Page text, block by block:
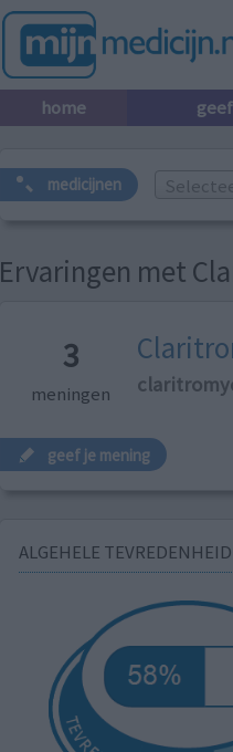
home
medicijnen
Ervaringen met
3
meningen
geef je mening
ALGEHELE TEVREDENHEID